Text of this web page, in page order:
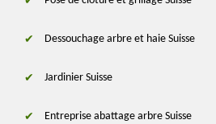
Dessouchage arbre et haie Suisse
Jardinier Suisse
Entreprise abattage arbre Suisse